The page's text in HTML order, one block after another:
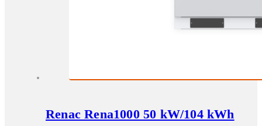
Renac Rena1000 50 kW/104 kWh